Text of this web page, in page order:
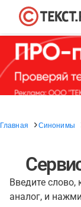
Главная Синонимы
Введите слово,
аналог, и